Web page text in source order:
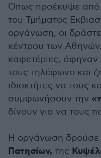
Όπως προέκυψε από
του Τμήματος
οργάνωση, οι
κέντρου των
καφετέριες, άφηναν
τους τηλέφωνο και
ιδιοκτήτες να τους
συμφωνήσουν την
δίνουν για να τους
Η οργάνωση δρούσε
Πατησίων, της